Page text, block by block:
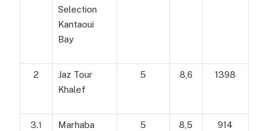
Selection
Kantaoui
Bay
2
Jaz Tour
Khalef
5 8,6 1398
3.1
Marhaba
5 8,5 914